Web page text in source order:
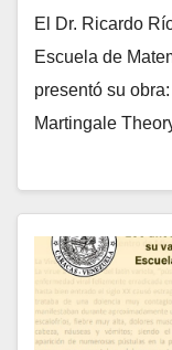
El Dr. Ricardo
Escuela de
presentó su
Martingale